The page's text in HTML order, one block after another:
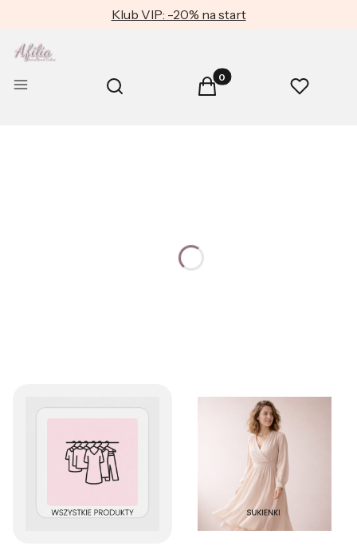
Klub VIP: -20% na start
Menu Otwórz wyszukiwarkę
Szukaj Produkty w koszyku: 0.
Koszyk Ulubione